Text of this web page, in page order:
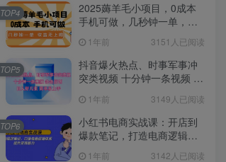
2025薅羊毛小项目，0成本
手机可做，几秒钟一单，收
1年前 3151人已阅读
TOP4
抖音爆火热点、时事军事冲
突类视频 十分钟一条视频 条
手 1年前 3149人已阅读
TOP5
小红书电商实战课：开店到
爆款笔记，打造电商逻辑体
1年前 3142人已阅读
TOP6